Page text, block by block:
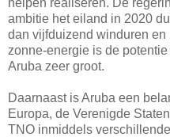
ambitie het eiland in 2020
dan vijfduizend winduren
zonne-energie is de
Aruba zeer groot.
Daarnaast is Aruba een
Europa, de Verenigde
TNO inmiddels